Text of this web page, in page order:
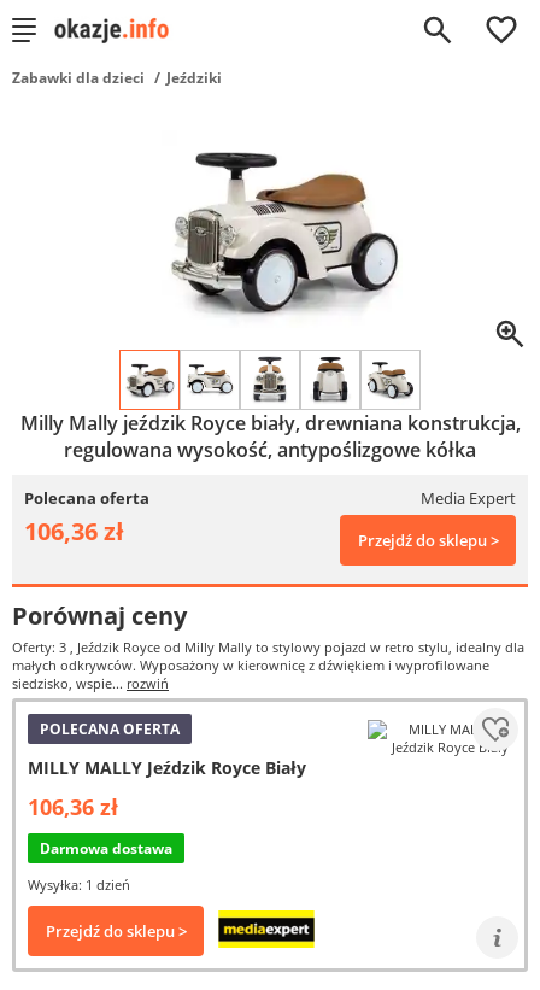
0
Zabawki dla dzieci Jeździki
Milly Mally jeździk Royce biały, drewniana konstrukcja,
regulowana wysokość, antypoślizgowe kółka
Polecana oferta Media Expert
106,36 zł Przejdź do sklepu >
Porównaj ceny
Oferty: 3 , Jeździk Royce od Milly Mally to stylowy pojazd w retro stylu, idealny dla
małych odkrywców. Wyposażony w kierownicę z dźwiękiem i wyprofilowane
siedzisko, wspie... rozwiń
POLECANA OFERTA
MILLY MALLY Jeździk Royce Biały
106,36 zł
Darmowa dostawa
Wysyłka: 1 dzień
Przejdź do sklepu >